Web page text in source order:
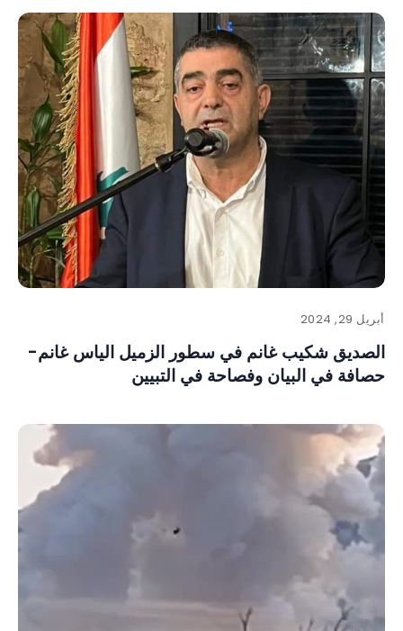
أبريل 29, 2024
الصديق شكيب غانم في سطور الزميل الياس غانم-
حصافة في البيان وفصاحة في التبيين